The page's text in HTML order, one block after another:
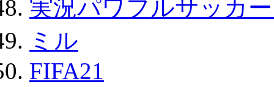
実況パワフルサッカ
ミル
FIFA21